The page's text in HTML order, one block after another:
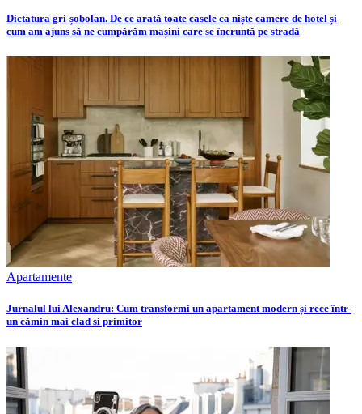
Dictatura gri-șobolan. De ce arată toate casele ca niște camere de hotel și
cum am ajuns să ne cumpărăm mașini care se încruntă pe stradă
Apartamente
Jurnalul lui Alexandru: Cum transformi un apartament modern și rece într-
un cămin mai clad si primitor